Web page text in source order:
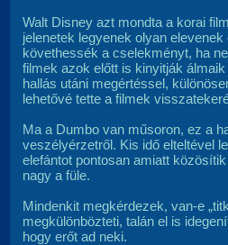
Walt Disney azt mondta a korai
jelenetek legyenek olyan
követhessék a cselekményt, ha
filmek azok előtt is kinyitják
hallás utáni megértéssel,
lehetővé tette a filmek
Ma a Dumbo van műsoron, ez a
veszélyérzetről. Kis idő elteltével
elefántot pontosan amiatt
nagy a füle.
Mindenkit megkérdezek, van-e
megkülönbözteti, talán el is
hogy erőt ad neki.